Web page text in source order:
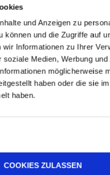
und Anzeigen zu
können und die Zugriffe auf
Informationen zu Ihrer
Medien, Werbung
möglicherweise
haben oder die sie
haben.
COOKIES ZULASSEN
Blanc
Rust
Rosé
Rust